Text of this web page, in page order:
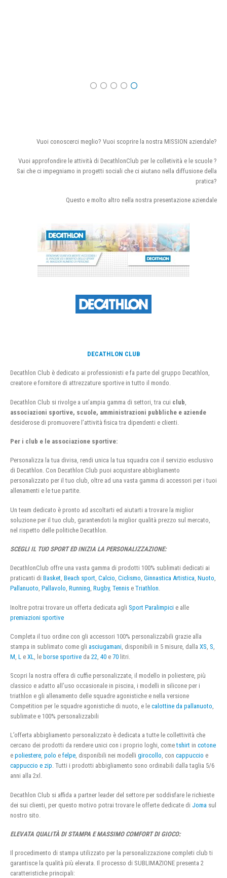
Vuoi conoscerci meglio? Vuoi scoprire la nostra MISSION aziendale?
Vuoi approfondire le attività di DecathlonClub per le colletività e le scuole ?
Sai che ci impegniamo in progetti sociali che ci aiutano nella diffusione della
pratica?
Questo e molto altro nella nostra presentazione aziendale
DECATHLON CLUB
Decathlon Club è dedicato ai professionisti e fa parte del gruppo Decathlon,
creatore e fornitore di attrezzature sportive in tutto il mondo.
Decathlon Club si rivolge a un’ampia gamma di settori, tra cui club
associazioni sportive, scuole, amministrazioni pubbliche e aziende
desiderose di promuovere l’attività fisica tra dipendenti e clienti.
Per i club e le associazione sportive:
Personalizza la tua divisa, rendi unica la tua squadra con il servizio esclusivo
di Decathlon. Con Decathlon Club puoi acquistare abbigliamento
personalizzato per il tuo club, oltre ad una vasta gamma di accessori per i tuoi
allenamenti e le tue partite.
Un team dedicato è pronto ad ascoltarti ed aiutarti a trovare la miglior
soluzione per il tuo club, garantendoti la miglior qualità prezzo sul mercato,
nel rispetto delle politiche Decathlon.
SCEGLI IL TUO SPORT ED INIZIA LA PERSONALIZZAZIONE:
DecathlonClub offre una vasta gamma di prodotti 100% sublimati dedicati ai
praticanti di Basket, Beach sport, Calcio, Ciclismo, Ginnastica Artistica, Nuoto,
Pallanuoto, Pallavolo, Running, Rugby, Tennis e Triathlon.
Inoltre potrai trovare un offerta dedicata agli Sport Paralimpici e alle
premiazioni sportive
Completa il tuo ordine con gli accessori 100% personalizzabili grazie alla
stampa in sublimato come gli asciugamani , disponibili in 5 misure, dalla XS S
M L e XL , le borse sportive da 22 40 e 70 litri.
Scopri la nostra offera di cuffie personalizzate, il modello in poliestere, più
classico e adatto all’uso occasionale in piscina, i modelli in silicone per i
triathlon e gli allenamento delle squadre agonistiche e nella versione
Competition per le squadre agonistiche di nuoto, e le calottine da pallanuoto,
sublimate e 100% personalizzabili
L’offerta abbigliamento personalizzato è dedicata a tutte le collettività che
cercano dei prodotti da rendere unici con i proprio loghi, cometshirt in cotone
e poliestere, polo e felpe, disponibili nei modelli girocollo, con cappuccio e
cappuccio e zip. Tutti i prodotti abbigliamento sono ordinabili dalla taglia 5/6
anni alla 2xl.
Decathlon Club si affida a partner leader del settore per soddisfare le richieste
dei sui clienti, per questo motivo potrai trovare le offerte dedicate di Joma sul
nostro sito.
ELEVATA QUALITÀ DI STAMPA E MASSIMO COMFORT DI GIOCO:
Il procedimento di stampa utilizzato per la personalizzazione completi club ti
garantisce la qualità più elevata. Il processo di SUBLIMAZIONE presenta 2
caratteristiche principali: